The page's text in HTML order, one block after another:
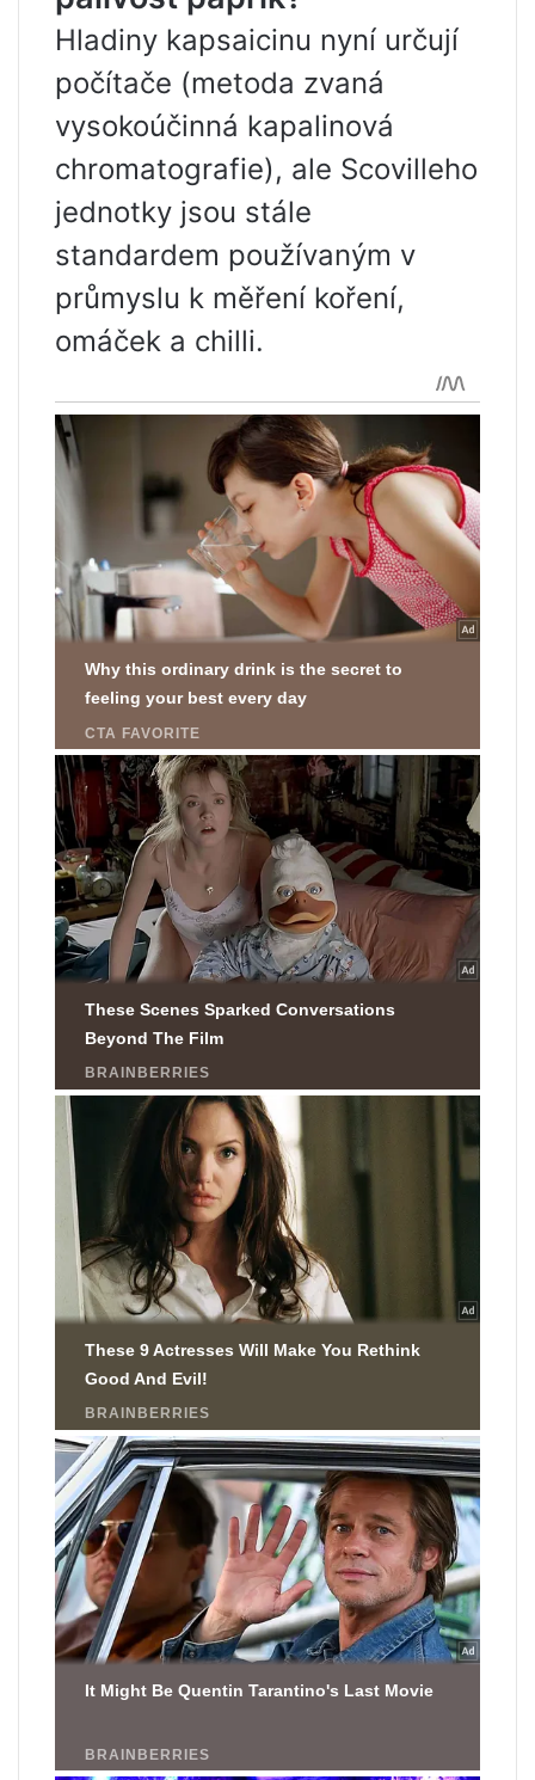
Hladiny kapsaicinu nyní určují
počítače (metoda zvaná
vysokoúčinná kapalinová
chromatografie), ale Scovilleho
jednotky jsou stále
standardem používaným v
průmyslu k měření koření,
omáček a chilli.